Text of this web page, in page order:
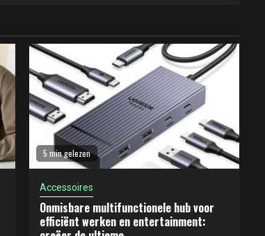
5 min gelezen
Accessoires
Onmisbare multifunctionele hub voor
efficiënt werken en entertainment: